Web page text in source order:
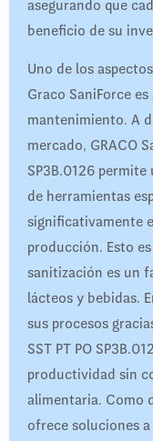
asegurando que
beneficio de su
Uno de los
Graco SaniForce
mantenimiento. A
mercado, GRACO
SP3B.0126
de herramientas
significativamente
producción. Esto
sanitización es un
lácteos y bebidas.
sus procesos
SST PT PO
productividad sin
alimentaria. Como
ofrece soluciones